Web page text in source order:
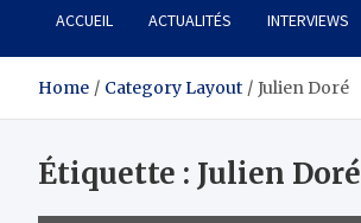
ACCUEIL ACTUALITÉS INTERVIEWS
Home Category Layout Julien Doré
Étiquette : Julien Doré